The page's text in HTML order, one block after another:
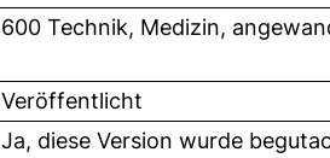
600 Technik, Medizin,
Veröffentlicht
Ja, diese Version wurde